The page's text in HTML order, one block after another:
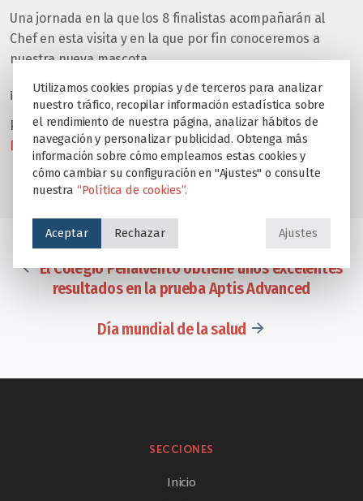
Una jornada en la que los 8 finalistas acompañarán al
Chef en esta visita y en la que por fin conoceremos a
nuestra nueva mascota.
¡Animaros y participad en este concurso!
Podéis consultar las bases en el siguiente enlace: BASES
DEL CONCURSO
El Colegio Peñalvento obtiene unos excelentes
resultados en la prueba Aptis Advanced
Día mundial de la salud
SECCIONES
Inicio
Utilizamos cookies propias y de terceros para analizar
nuestro tráfico, recopilar información estadística sobre
el rendimiento de nuestra página, analizar hábitos de
navegación y personalizar publicidad. Obtenga más
información sobre cómo empleamos estas cookies y
cómo cambiar su configuración en "Ajustes" o consulte
nuestra “Política de cookies”.
Aceptar Rechazar Ajustes